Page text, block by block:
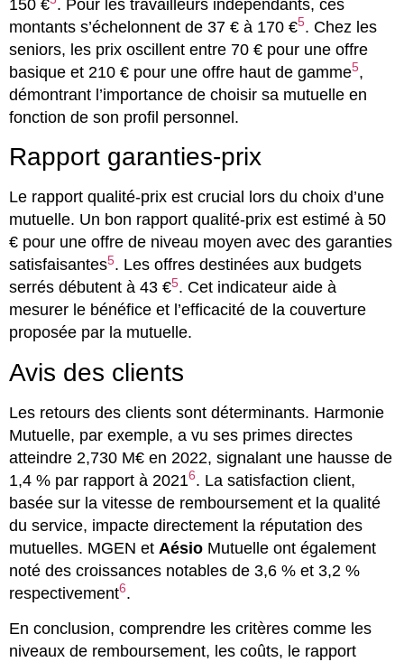
150 € . Pour les travailleurs indépendants, ces
montants s’échelonnent de 37 € à 170 €5. Chez les
seniors, les prix oscillent entre 70 € pour une offre
basique et 210 € pour une offre haut de gamme5,
démontrant l’importance de choisir sa mutuelle en
fonction de son profil personnel.
Rapport garanties-prix
Le rapport qualité-prix est crucial lors du choix d’une
mutuelle. Un bon rapport qualité-prix est estimé à 50
€ pour une offre de niveau moyen avec des garanties
satisfaisantes5. Les offres destinées aux budgets
serrés débutent à 43 €5. Cet indicateur aide à
mesurer le bénéfice et l’efficacité de la couverture
proposée par la mutuelle.
Avis des clients
Les retours des clients sont déterminants. Harmonie
Mutuelle, par exemple, a vu ses primes directes
atteindre 2,730 M€ en 2022, signalant une hausse de
1,4 % par rapport à 20216. La satisfaction client,
basée sur la vitesse de remboursement et la qualité
du service, impacte directement la réputation des
mutuelles. MGEN et Aésio Mutuelle ont également
noté des croissances notables de 3,6 % et 3,2 %
respectivement6.
En conclusion, comprendre les critères comme les
niveaux de remboursement, les coûts, le rapport